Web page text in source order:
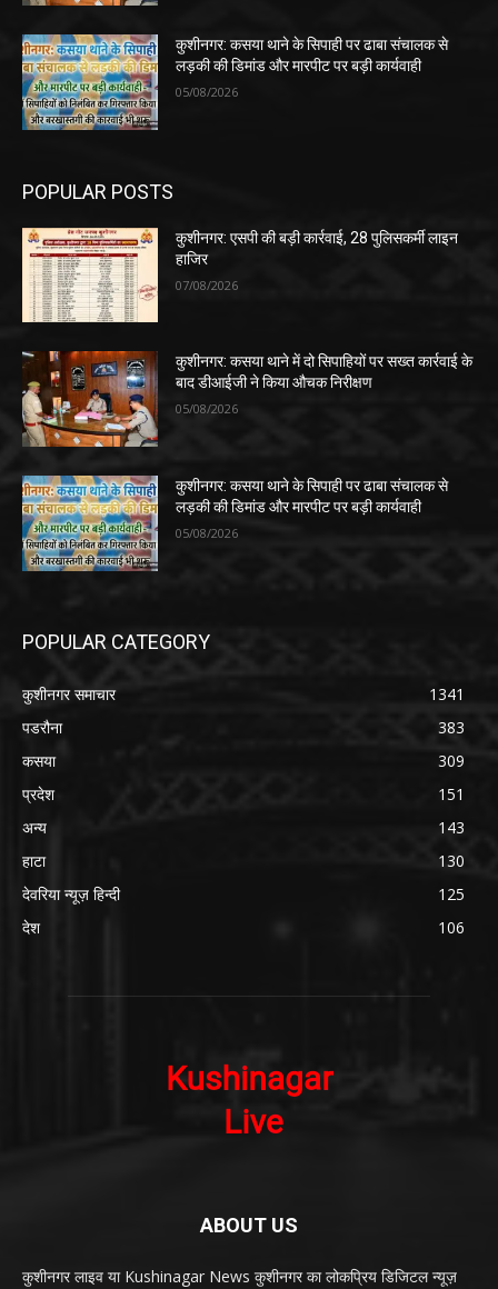
कुशीनगर: कसया थाने के सिपाही पर ढाबा संचालक से
लड़की की डिमांड और मारपीट पर बड़ी कार्यवाही
05/08/2026
POPULAR POSTS
कुशीनगर: एसपी की बड़ी कार्रवाई, 28 पुलिसकर्मी लाइन
हाजिर
07/08/2026
कुशीनगर: कसया थाने में दो सिपाहियों पर सख्त कार्रवाई के
बाद डीआईजी ने किया औचक निरीक्षण
05/08/2026
कुशीनगर: कसया थाने के सिपाही पर ढाबा संचालक से
लड़की की डिमांड और मारपीट पर बड़ी कार्यवाही
05/08/2026
POPULAR CATEGORY
कुशीनगर समाचार
1341
पडरौना
383
कसया
309
प्रदेश
151
अन्य
143
हाटा
130
देवरिया न्यूज़ हिन्दी
125
देश
106
ABOUT US
कुशीनगर लाइव या Kushinagar News कुशीनगर का लोकप्रिय डिजिटल न्यूज़